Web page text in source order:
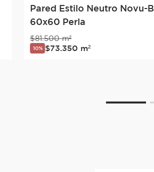
Pared Estilo Neutro Novu-B
60x60 Perla
$81.500 m²
10% $73.350 m²